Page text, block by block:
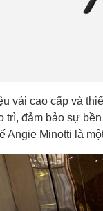
vải cao cấp và
trì, đảm bảo sự
Angie Minotti là